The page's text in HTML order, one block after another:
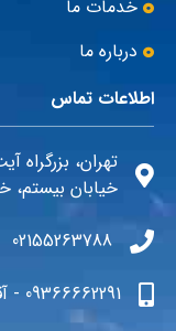
خدمات ما
درباره ما
اطلاعات تماس
تهران،
خیابان بیستم،
02155263788
09366662291 - آقای موسائی فر